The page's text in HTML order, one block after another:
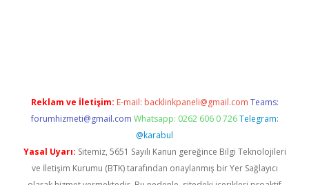
Reklam ve İletişim: E-mail: backlinkpaneli@gmail.com Teams:
forumhizmeti@gmail.com Whatsapp: 0262 606 0 726 Telegram:
@karabul
Yasal Uyarı: Sitemiz, 5651 Sayılı Kanun gereğince Bilgi Teknolojileri
ve İletişim Kurumu (BTK) tarafından onaylanmış bir Yer Sağlayıcı